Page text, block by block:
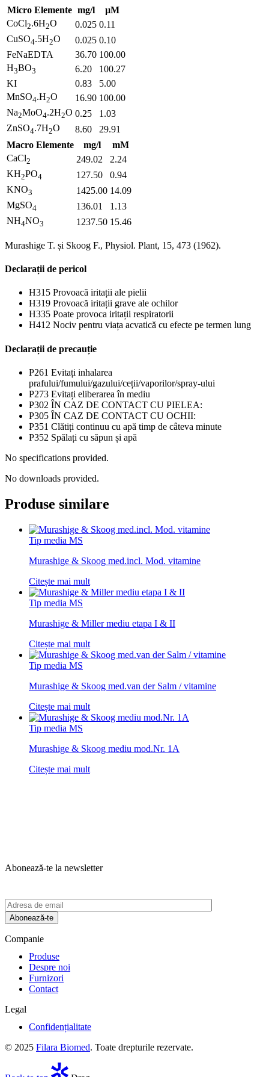
Micro Elemente mg/l
µM
CoCl2.6H2O 0.025 0.11
CuSO4.5H2O 0.025 0.10
FeNaEDTA
36.70 100.00
H3BO3 6.20
100.27
KI
0.83
5.00
MnSO4.H2O 16.90 100.00
Na2MoO4.2H2O 0.25
1.03
ZnSO4.7H2O 8.60
29.91
Macro Elemente
mg/l
mM
CaCl2 249.02
2.24
KH2PO4 127.50
0.94
KNO3 1425.00 14.09
MgSO4 136.01
1.13
NH4NO3 1237.50 15.46
Murashige T. și Skoog F., Physiol. Plant, 15, 473 (1962).
Declarații de pericol
H315 Provoacă iritații ale pielii
H319 Provoacă iritații grave ale ochilor
H335 Poate provoca iritații respiratorii
H412 Nociv pentru viața acvatică cu efecte pe termen lung
Declarații de precauție
P261 Evitați inhalarea
prafului/fumului/gazului/ceții/vaporilor/spray-ului
P273 Evitați eliberarea în mediu
P302 ÎN CAZ DE CONTACT CU PIELEA:
P305 ÎN CAZ DE CONTACT CU OCHII:
P351 Clătiți continuu cu apă timp de câteva minute
P352 Spălați cu săpun și apă
No specifications provided.
No downloads provided.
Produse similare
Tip media MS
Murashige & Skoog med.incl. Mod. vitamine
Citește mai mult
Tip media MS
Murashige & Miller mediu etapa I & II
Citește mai mult
Tip media MS
Murashige & Skoog med.van der Salm / vitamine
Citește mai mult
Tip media MS
Murashige & Skoog mediu mod.Nr. 1A
Citește mai mult
Abonează-te la newsletter
Abonează-te
Companie
Produse
Despre noi
Furnizori
Contact
Legal
Confidențialitate
© 2025 Filara Biomed. Toate drepturile rezervate.